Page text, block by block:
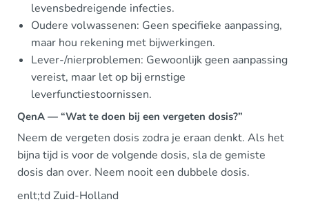
levensbedreigende infecties.
Oudere volwassenen: Geen specifieke aanpassing,
maar hou rekening met bijwerkingen.
Lever-/nierproblemen: Gewoonlijk geen aanpassing
vereist, maar let op bij ernstige
leverfunctiestoornissen.
QenA — “Wat te doen bij een vergeten dosis?”
Neem de vergeten dosis zodra je eraan denkt. Als het
bijna tijd is voor de volgende dosis, sla de gemiste
dosis dan over. Neem nooit een dubbele dosis.
enlt;td Zuid-Holland